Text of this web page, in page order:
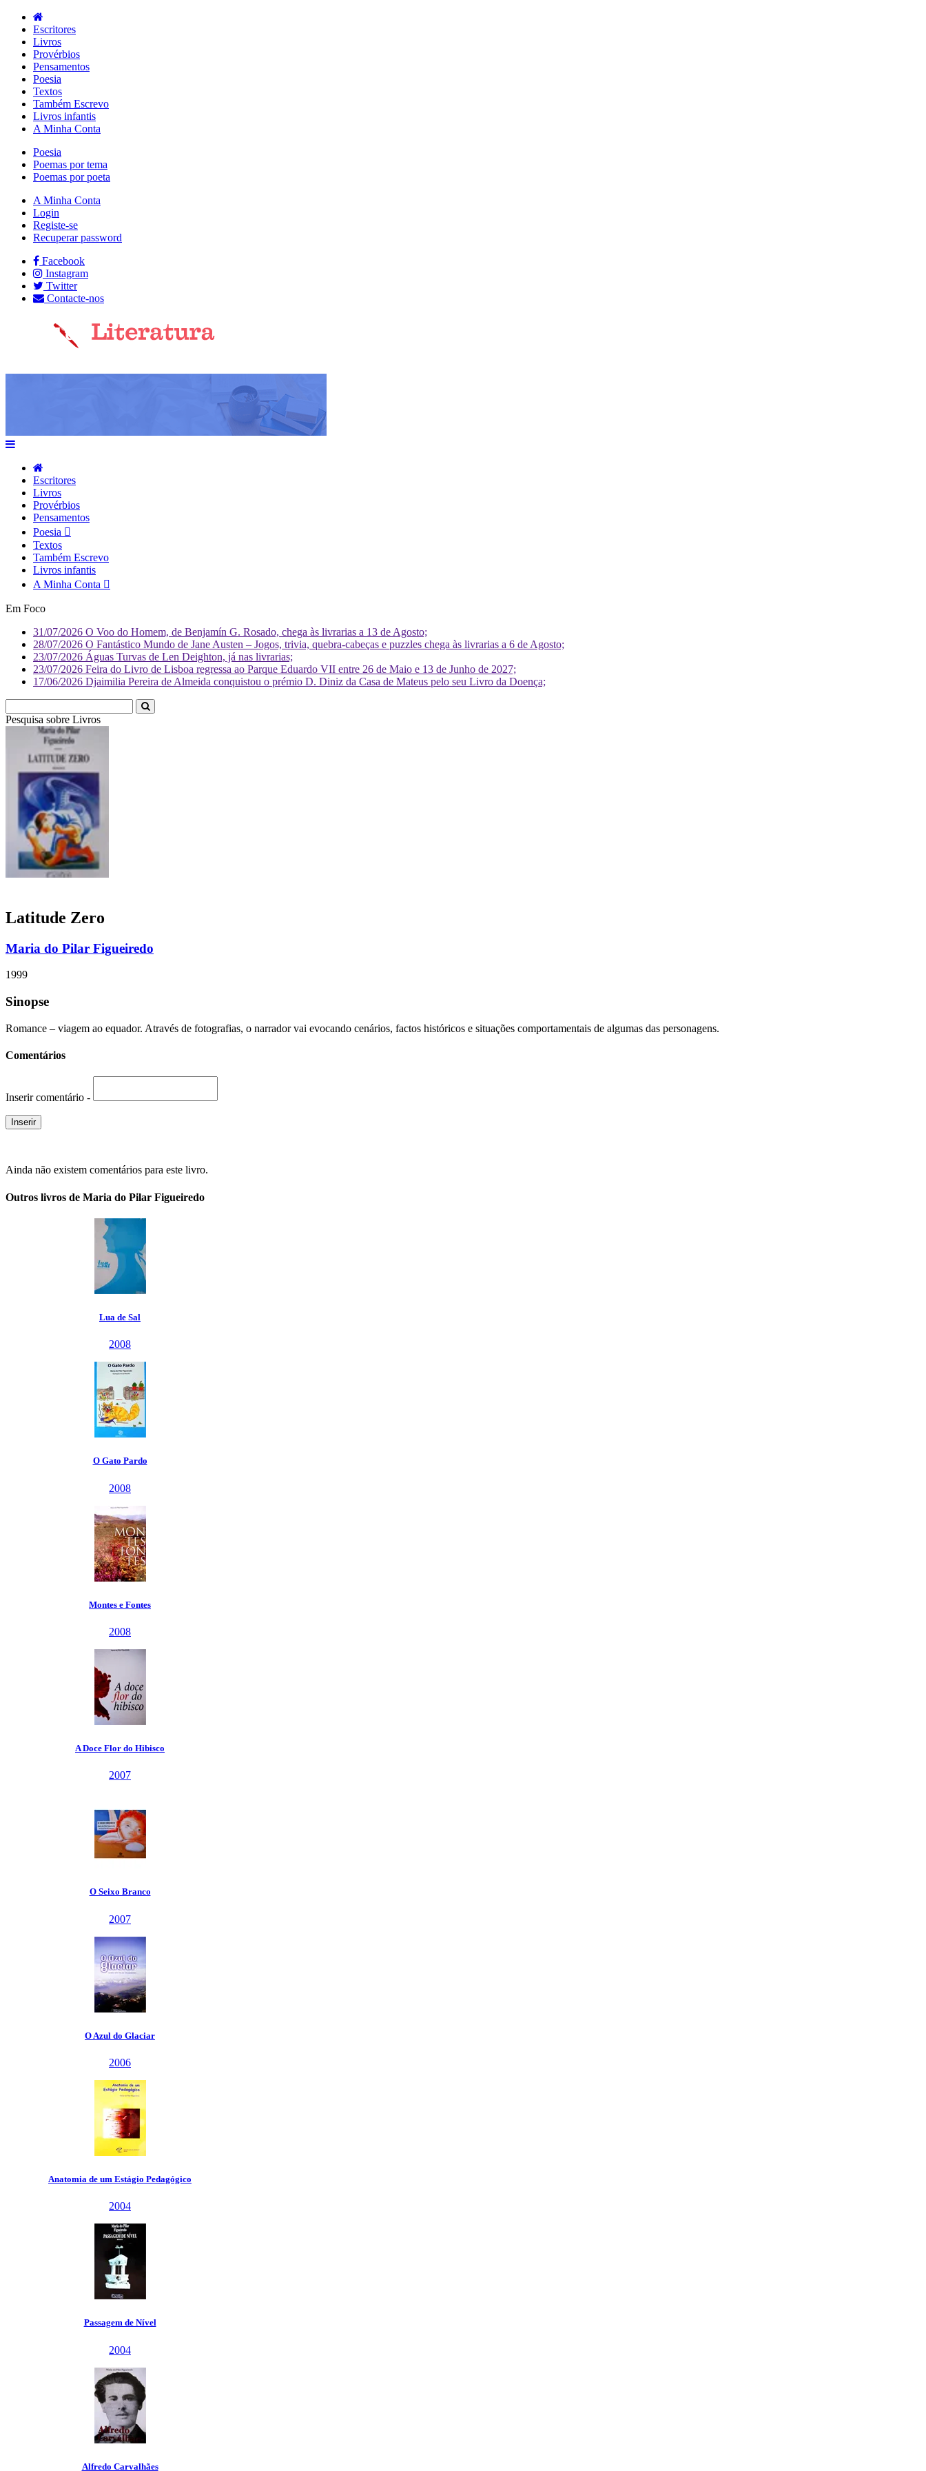
Escritores
Livros
Provérbios
Pensamentos
Poesia
Textos
Também Escrevo
Livros infantis
A Minha Conta
Poesia
Poemas por tema
Poemas por poeta
A Minha Conta
Login
Registe-se
Recuperar password
Facebook
Instagram
Twitter
Contacte-nos
Escritores
Livros
Provérbios
Pensamentos
Poesia
Textos
Também Escrevo
Livros infantis
A Minha Conta
Em Foco
31/07/2026 O Voo do Homem, de Benjamín G. Rosado, chega às livrarias a 13 de Agosto;
28/07/2026 O Fantástico Mundo de Jane Austen – Jogos, trivia, quebra-cabeças e puzzles chega às livrarias a 6 de Agosto;
23/07/2026 Águas Turvas de Len Deighton, já nas livrarias;
23/07/2026 Feira do Livro de Lisboa regressa ao Parque Eduardo VII entre 26 de Maio e 13 de Junho de 2027;
17/06/2026 Djaimilia Pereira de Almeida conquistou o prémio D. Diniz da Casa de Mateus pelo seu Livro da Doença;
Pesquisa sobre Livr
Latitude Zero
Maria do Pilar Figueiredo
1999
Sinopse
Romance – viagem ao equador. Através de fotografias, o narrador vai evocando cenários, factos históricos e situações comportamentais de algumas das personagens.
Comentários
Inserir comentário -
Ainda não existem comentários para este livro.
Outros livros de Maria do Pilar Figueiredo
Lua de Sal
2008
O Gato Pardo
2008
Montes e Fontes
2008
A Doce Flor do Hibisco
2007
O Seixo Branco
2007
O Azul do Glaciar
2006
Anatomia de um Estágio Pedagógico
2004
Passagem de Nível
2004
Alfredo Carvalhães